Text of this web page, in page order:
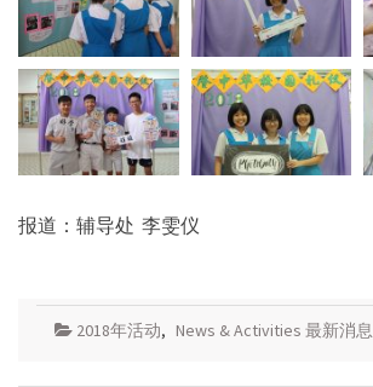
报道：辅导处 李雯仪
2018年活动, News & Activities 最新消息